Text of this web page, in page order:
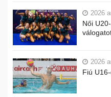
2026
Női
2026
Fiú